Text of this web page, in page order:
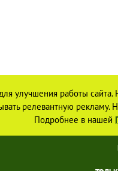
улучшения работы
релевантную
Подробнее в нашей